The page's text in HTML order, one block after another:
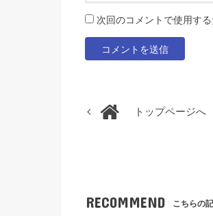
次回のコメントで使用す
トップページへ
RECOMMEND こちらの